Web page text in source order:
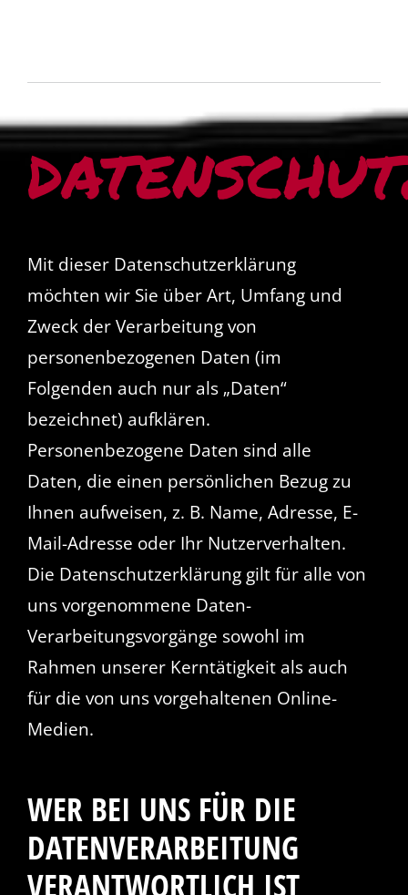
Mit dieser Datenschutzerklärung
möchten wir Sie über Art, Umfang und
Zweck der Verarbeitung von
personenbezogenen Daten (im
Folgenden auch nur als „Daten“
bezeichnet) aufklären.
Personenbezogene Daten sind alle
Daten, die einen persönlichen Bezug zu
Ihnen aufweisen, z. B. Name, Adresse, E-
Mail-Adresse oder Ihr Nutzerverhalten.
Die Datenschutzerklärung gilt für alle von
uns vorgenommene Daten-
Verarbeitungsvorgänge sowohl im
Rahmen unserer Kerntätigkeit als auch
für die von uns vorgehaltenen Online-
Medien.
WER BEI UNS FÜR DIE
DATENVERARBEITUNG
VERANTWORTLICH IST